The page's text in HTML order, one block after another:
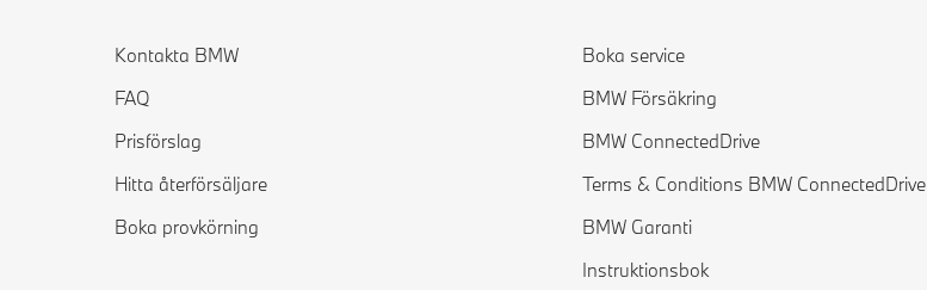
Kontakta BMW
FAQ
Prisförslag
Hitta återförsäljare
Boka provkörning
Boka service
BMW Försäkring
BMW ConnectedDrive
Terms & Conditions BMW ConnectedDrive
BMW Garanti
Instruktionsbok